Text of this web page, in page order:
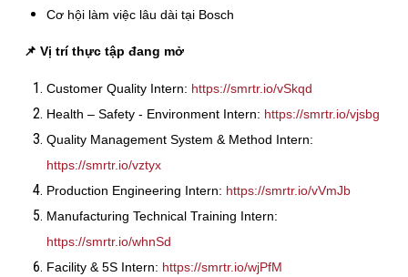
Cơ hội làm việc lâu dài tại Bosch
📌 Vị trí thực tập đang mở
Customer Quality Intern: https://smrtr.io/vSkqd
Health – Safety - Environment Intern: https://smrtr.io/vjsbg
Quality Management System & Method Intern:
https://smrtr.io/vztyx
Production Engineering Intern: https://smrtr.io/vVmJb
Manufacturing Technical Training Intern:
https://smrtr.io/whnSd
Facility & 5S Intern: https://smrtr.io/wjPfM